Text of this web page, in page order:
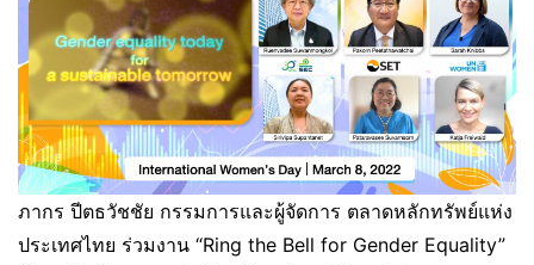
ภากร ปีตธวัชชัย กรรมการและผู้จัดการ ตลาดหลักทรัพย์แห่ง
ประเทศไทย ร่วมงาน “Ring the Bell for Gender Equality”